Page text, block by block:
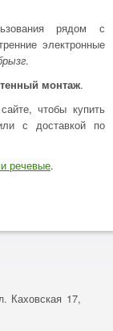
рядом с
электронные
.
монтаж.
чтобы купить
с доставкой по
речевые.
Каховская 17,